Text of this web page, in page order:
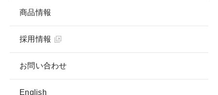
商品情報
採用情報
お問い合わせ
English